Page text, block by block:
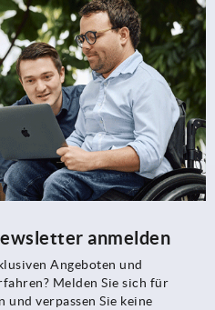
anmelden
Angeboten und
Melden Sie sich für
und verpassen Sie keine